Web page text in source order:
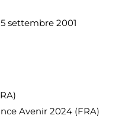
settembre 2001
Avenir 2024 (FRA)